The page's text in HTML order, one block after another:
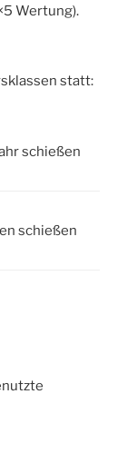
Wertung).
statt:
schießen
schießen